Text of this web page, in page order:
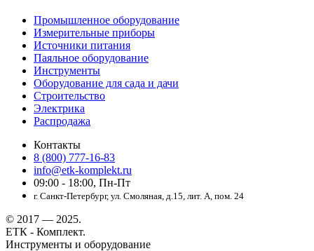
Промышленное оборудование
Измерительные приборы
Источники питания
Паяльное оборудование
Инструменты
Оборудование для сада и дачи
Строительство
Электрика
Распродажа
Контакты
8 (800) 777-16-83
info@etk-komplekt.ru
09:00 - 18:00, Пн-Пт
г. Санкт-Петербург, ул. Смоляная, д.15, лит. А, пом. 24
© 2017 — 2025.
ЕТК - Комплект.
Инструменты и оборудование